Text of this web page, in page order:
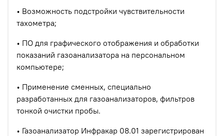
• Возможность подстройки чувствительности
тахометра;
• ПО для графического отображения и обработки
показаний газоанализатора на персональном
компьютере;
• Применение сменных, специально
разработанных для газоанализаторов, фильтров
тонкой очистки пробы.
• Газоанализатор Инфракар 08.01 зарегистрирован